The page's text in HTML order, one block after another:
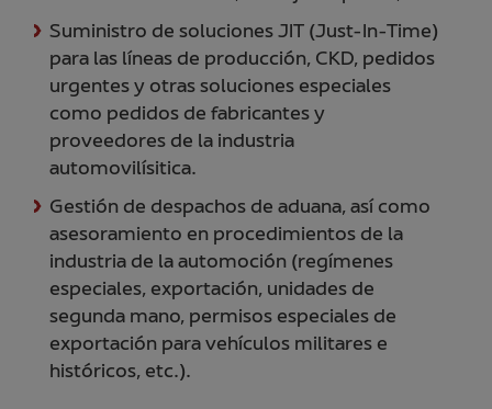
Suministro de soluciones JIT (Just-In-Time)
para las líneas de producción, CKD, pedidos
urgentes y otras soluciones especiales
como pedidos de fabricantes y
proveedores de la industria
automovilísitica.
Gestión de despachos de aduana, así como
asesoramiento en procedimientos de la
industria de la automoción (regímenes
especiales, exportación, unidades de
segunda mano, permisos especiales de
exportación para vehículos militares e
históricos, etc.).